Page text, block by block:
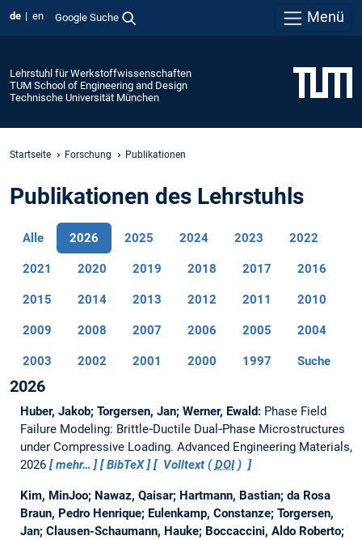
de en Google Suche Menü
Lehrstuhl für Werkstoffwissenschaften
TUM School of Engineering and Design
Technische Universität München
Startseite Forschung Publikationen
Publikationen des Lehrstuhls
Alle 2026 2025 2024 2023 2022
2021 2020 2019 2018 2017 2016
2015 2014 2013 2012 2011 2010
2009 2008 2007 2006 2005 2004
2003 2002 2001 2000 1997 Suche
2026
Huber, Jakob; Torgersen, Jan; Werner, Ewald: Phase Field
Failure Modeling: Brittle‐Ductile Dual‐Phase Microstructures
under Compressive Loading. Advanced Engineering Materials,
2026
mehr… BibTeX Volltext (DOI)
Kim, MinJoo; Nawaz, Qaisar; Hartmann, Bastian; da Rosa
Braun, Pedro Henrique; Eulenkamp, Constanze; Torgersen,
Jan; Clausen-Schaumann, Hauke; Boccaccini, Aldo Roberto;